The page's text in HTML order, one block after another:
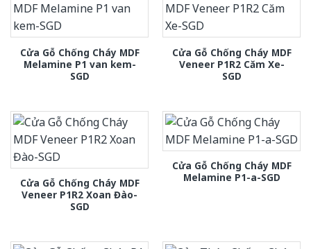
Cửa Gỗ Chống Cháy MDF
Melamine P1 van kem-
SGD
Cửa Gỗ Chống Cháy MDF
Veneer P1R2 Căm Xe-
SGD
Cửa Gỗ Chống Cháy MDF
Veneer P1R2 Xoan Đào-
SGD
Cửa Gỗ Chống Cháy MDF
Melamine P1-a-SGD